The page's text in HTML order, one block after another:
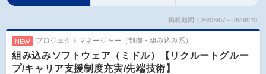
掲載期間：26/08/07～26/08/20
NEW プロジェクトマネージャー（制御・組み込み系）
組み込みソフトウェア（ミドル）【リクルートグルー
プ/キャリア支援制度充実/先端技術】